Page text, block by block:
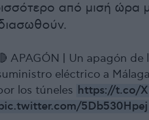
από μισή ώρα
APAGÓN | Un apagón
eléctrico a
los túneles https://t.co/
5Db530Hpej